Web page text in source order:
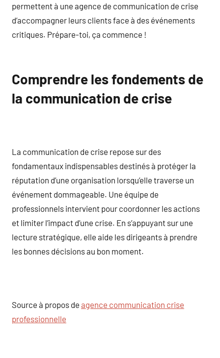
permettent à une agence de communication de crise
d’accompagner leurs clients face à des événements
critiques. Prépare-toi, ça commence !
Comprendre les fondements de
la communication de crise
La communication de crise repose sur des
fondamentaux indispensables destinés à protéger la
réputation d’une organisation lorsqu’elle traverse un
événement dommageable. Une équipe de
professionnels intervient pour coordonner les actions
et limiter l’impact d’une crise. En s’appuyant sur une
lecture stratégique, elle aide les dirigeants à prendre
les bonnes décisions au bon moment.
Source à propos de agence communication crise
professionnelle